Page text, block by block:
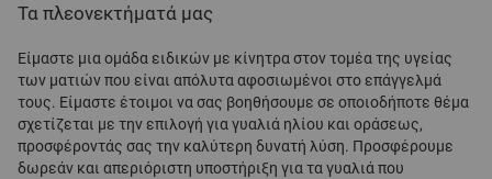
Τα πλεονεκτήματά μας
Είμαστε μια ομάδα ειδικών με κίνητρα στον τομέα της υγείας
των ματιών που είναι απόλυτα αφοσιωμένοι στο επάγγελμά
τους. Είμαστε έτοιμοι να σας βοηθήσουμε σε οποιοδήποτε θέμα
σχετίζεται με την επιλογή για γυαλιά ηλίου και οράσεως,
προσφέροντάς σας την καλύτερη δυνατή λύση. Προσφέρουμε
δωρεάν και απεριόριστη υποστήριξη για τα γυαλιά που